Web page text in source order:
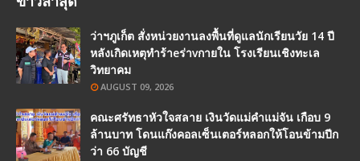
ว่าฯภูเก็ต สั่งหน่วยงานลงพื้นที่ดูแลนักเรียนวัย 14 ปี
หลังเกิดเหตุทำร้าeร่าvกายใน โรงเรียนเชิงทะเล
วิทยาคม
AUGUST 09, 2026
คณะศรัทธาหัวใจสลาย เงินวัดแม่คำแม่จัน เกือบ 9
ล้านบาท โดนแก๊งคอลเซ็นเตอร์หลอกให้โอนข้ามปีก
ว่า 66 บัญชี